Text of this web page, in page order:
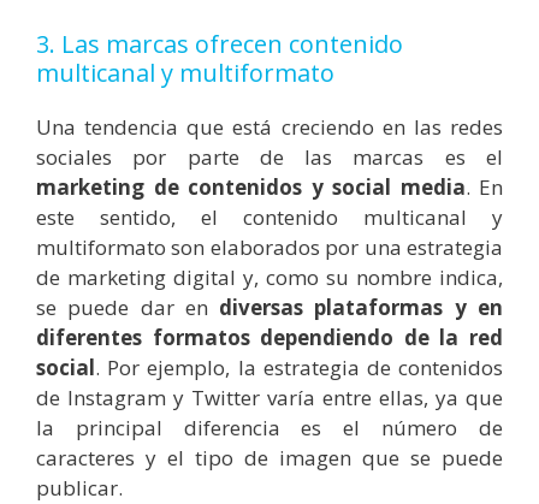
3. Las marcas ofrecen contenido
multicanal y multiformato
Una tendencia que está creciendo en las redes
sociales por parte de las marcas es el
marketing de contenidos y social media. En
este sentido, el contenido multicanal y
multiformato son elaborados por una estrategia
de marketing digital y, como su nombre indica,
se puede dar en diversas plataformas y en
diferentes formatos dependiendo de la red
social. Por ejemplo, la estrategia de contenidos
de Instagram y Twitter varía entre ellas, ya que
la principal diferencia es el número de
caracteres y el tipo de imagen que se puede
publicar.